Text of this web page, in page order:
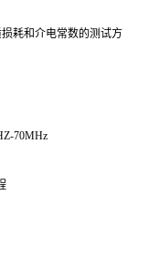
损耗和介电常数的测试方
70MHz